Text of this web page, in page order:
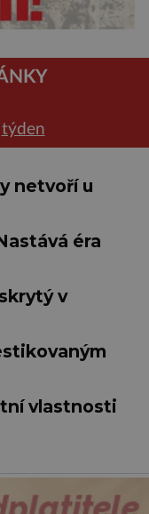
týden
netvoří u
éra
v
vlastnosti